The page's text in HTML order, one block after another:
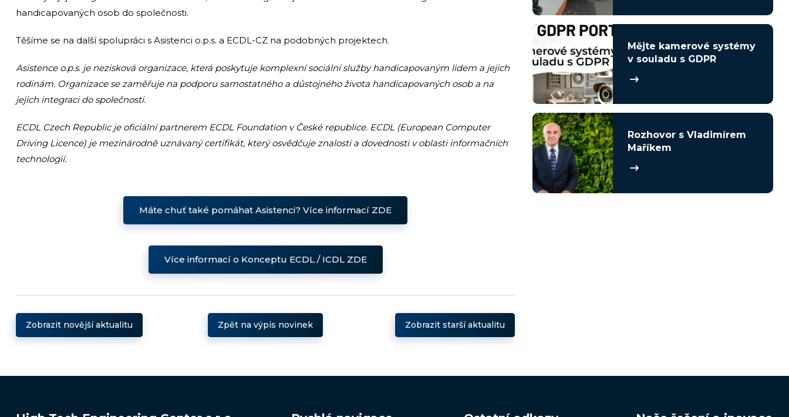
handicapovaných osob do společnosti.
Těšíme se na další spolupráci s Asistenci o.p.s. a ECDL-CZ na podobných projektech.
Asistence o.p.s. je nezisková organizace, která poskytuje komplexní sociální služby handicapovaným lidem a jejich
rodinám. Organizace se zaměřuje na podporu samostatného a důstojného života handicapovaných osob a na
jejich integraci do společnosti.
ECDL Czech Republic je oficiální partnerem ECDL Foundation v České republice. ECDL (European Computer
Driving Licence) je mezinárodně uznávaný certifikát, který osvědčuje znalosti a dovednosti v oblasti informačních
technologií.
Máte chuť také pomáhat Asistenci? Více informací ZDE
Více informací o Konceptu ECDL / ICDL ZDE
Zobrazit novější aktualitu Zpět na výpis novinek Zobrazit starší aktualitu
Mějte kamerové systémy
v souladu s GDPR
Rozhovor s Vladimírem
Maříkem